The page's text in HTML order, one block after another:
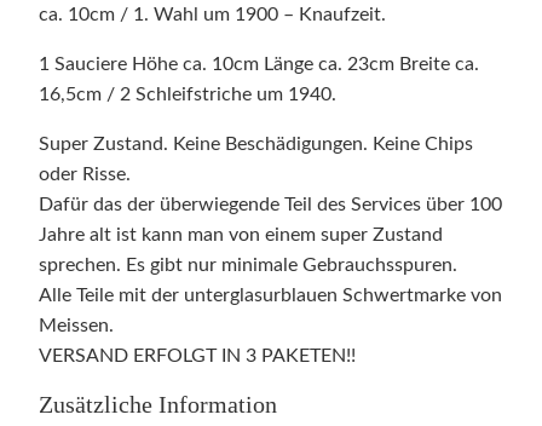
ca. 10cm / 1. Wahl um 1900 – Knaufzeit.
1 Sauciere Höhe ca. 10cm Länge ca. 23cm Breite ca.
16,5cm / 2 Schleifstriche um 1940.
Super Zustand. Keine Beschädigungen. Keine Chips
oder Risse.
Dafür das der überwiegende Teil des Services über 100
Jahre alt ist kann man von einem super Zustand
sprechen. Es gibt nur minimale Gebrauchsspuren.
Alle Teile mit der unterglasurblauen Schwertmarke von
Meissen.
VERSAND ERFOLGT IN 3 PAKETEN!!
Zusätzliche Information